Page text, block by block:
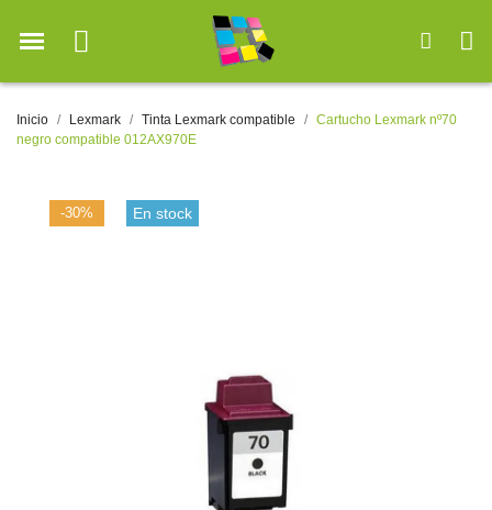
Inicio Lexmark Tinta Lexmark compatible
Cartucho Lexmark nº70
negro compatible 012AX970E
-30% En stock